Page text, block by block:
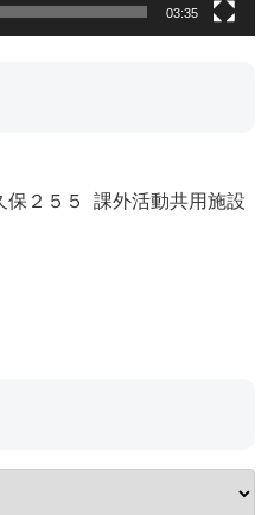
03:35
保２５５ 課外活動共用施設